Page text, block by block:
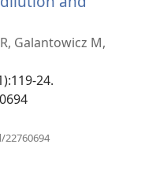
Galantowicz M,
24.